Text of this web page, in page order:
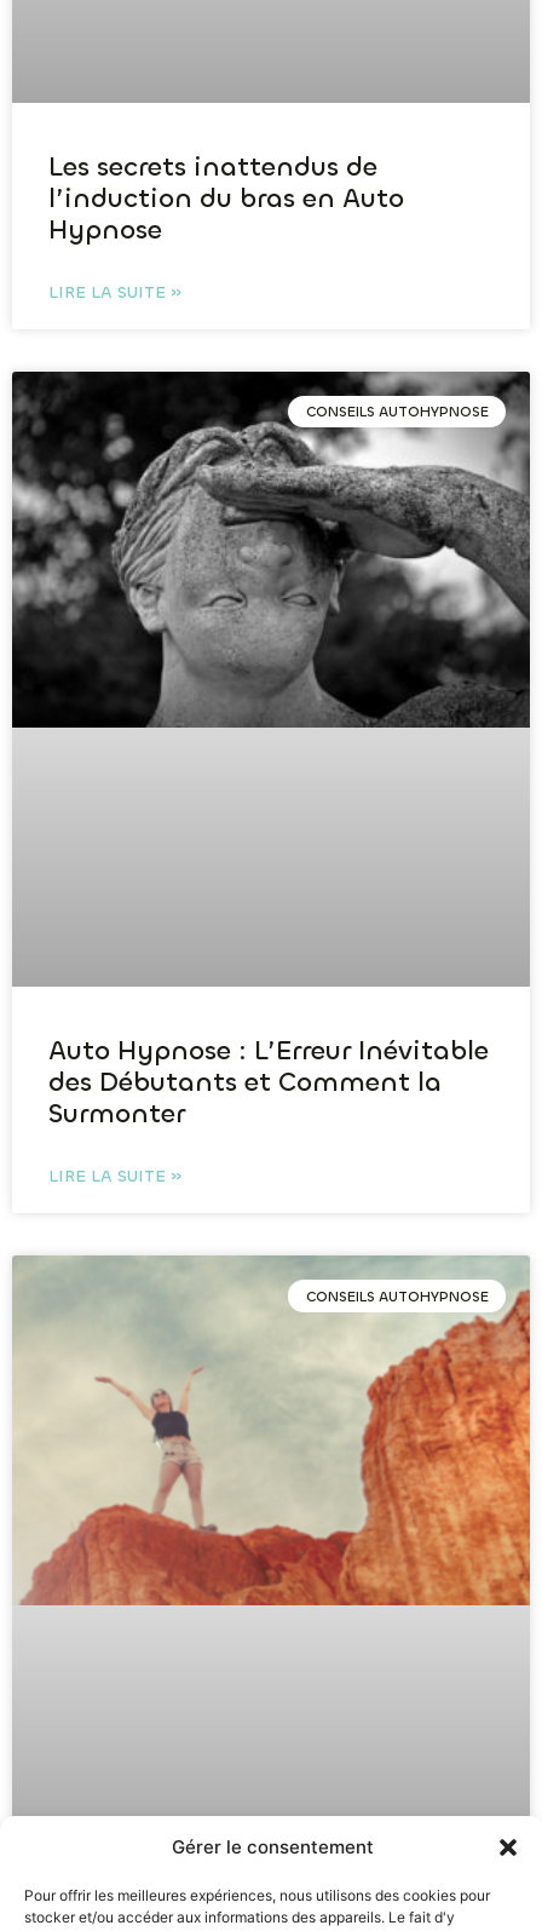
Gérer le consentement
Pour offrir les meilleures expériences, nous utilisons des cookies pour
stocker et/ou accéder aux informations des appareils. Le fait d'y
Les secrets inattendus de
l’induction du bras en Auto
Hypnose
LIRE LA SUITE »
CONSEILS AUTOHYPNOSE
Auto Hypnose : L’Erreur Inévitable
des Débutants et Comment la
Surmonter
LIRE LA SUITE »
CONSEILS AUTOHYPNOSE